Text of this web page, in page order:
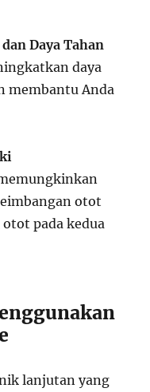
Daya Tahan
daya
membantu Anda
otot
pada kedua
lanjutan yang